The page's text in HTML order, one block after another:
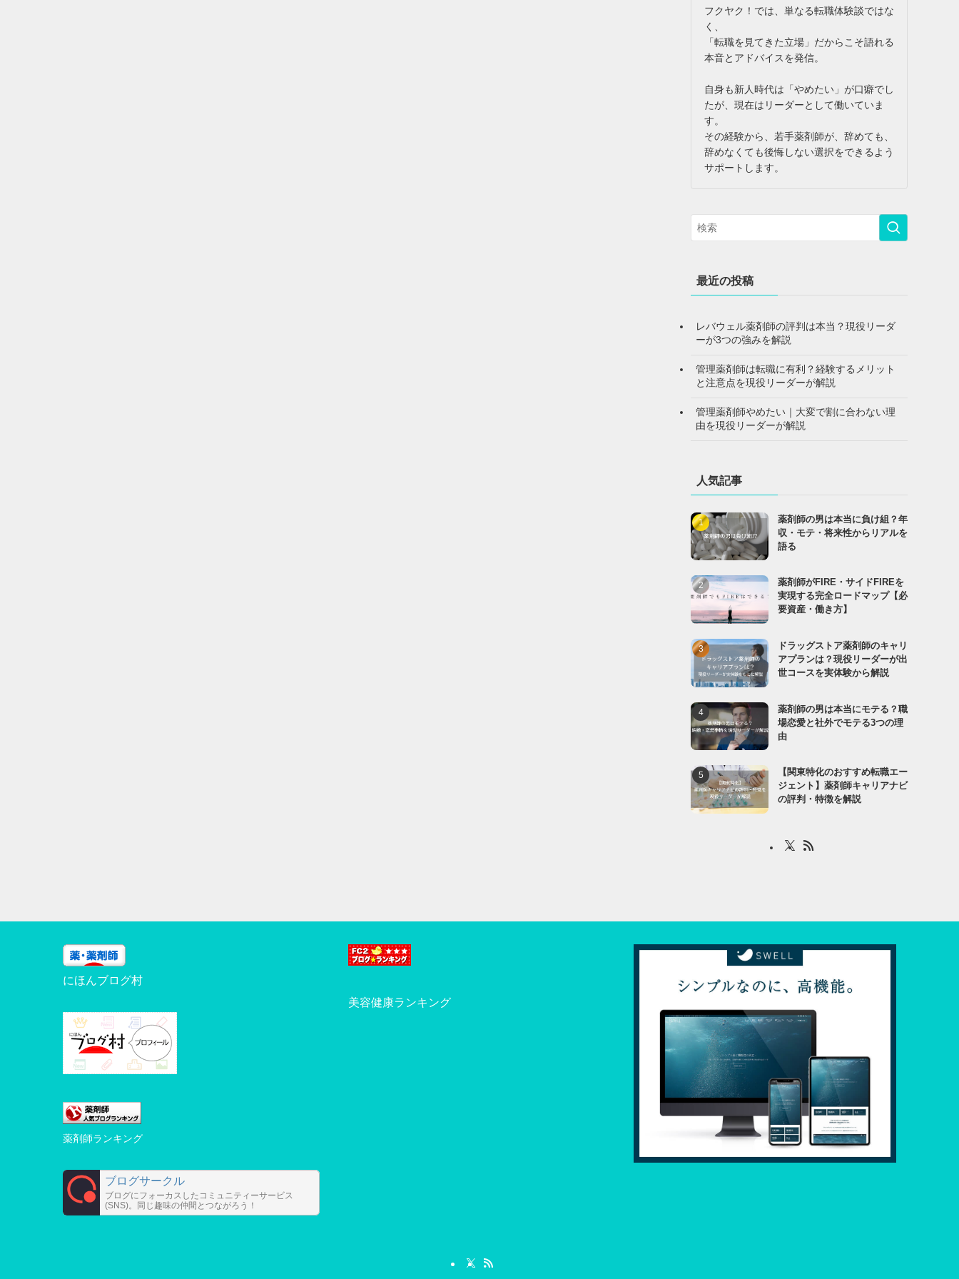
フクヤク！では、単なる転職体験談ではな
く、
「転職を見てきた立場」だからこそ語れる
本音とアドバイスを発信。
自身も新人時代は「やめたい」が口癖でし
たが、現在はリーダーとして働いていま
す。
その経験から、若手薬剤師が、辞めても、
辞めなくても後悔しない選択をできるよう
サポートします。
最近の投稿
レバウェル薬剤師の評判は本当？現役リーダ
ーが3つの強みを解説
管理薬剤師は転職に有利？経験するメリット
と注意点を現役リーダーが解説
管理薬剤師やめたい｜大変で割に合わない理
由を現役リーダーが解説
人気記事
薬剤師の男は本当に負け組？年
収・モテ・将来性からリアルを
語る
薬剤師がFIRE・サイドFIREを
実現する完全ロードマップ【必
要資産・働き方】
ドラッグストア薬剤師のキャリ
アプランは？現役リーダーが出
世コースを実体験から解説
薬剤師の男は本当にモテる？職
場恋愛と社外でモテる3つの理
由
【関東特化のおすすめ転職エー
ジェント】薬剤師キャリアナビ
の評判・特徴を解説
にほんブログ村
薬剤師ランキング
ブログサークル
ブログにフォーカスしたコミュニティーサービス
(SNS)。同じ趣味の仲間とつながろう！
美容健康ランキング